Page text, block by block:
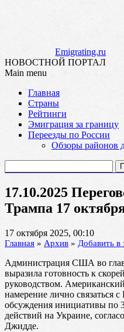
Emigrating.ru
НОВОСТНОЙ ПОРТАЛ
Main menu
content
Главная
Страны
Рейтинги
Эмиграция за границу
Переезды по России
Обзоры районов
17.10.2025
Трампа 17
17 октября 2025, 00:10
Главная » Архив » Добавить в
Администрация США во
выразила готовность к
руководством.
намерение лично
обсуждения инициативы по
действий на Украине,
Джидде.